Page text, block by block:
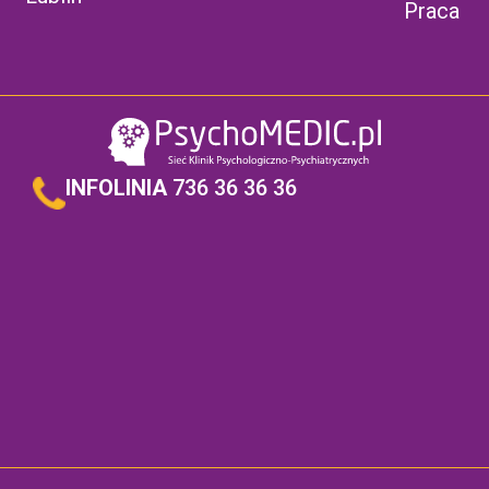
poczucie, że jest się rozumianym, a nie ocenianym.
Radecka Krystyna•2024-11-04
Bardzo zetelna Pani Doktor.Mila i znajaca sie na
zeczy.Polecam
Praca
INFOLINIA 736 36 36 36